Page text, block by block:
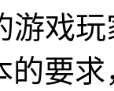
游戏
的要